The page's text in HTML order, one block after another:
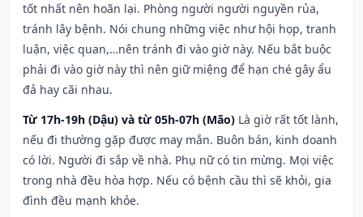
tốt nhất nên hoãn lại. Phòng người người nguyền rủa,
tránh lây bệnh. Nói chung những việc như hội họp, tranh
luận, việc quan,…nên tránh đi vào giờ này. Nếu bắt buộc
phải đi vào giờ này thì nên giữ miệng để hạn ché gây ẩu
đả hay cãi nhau.
Từ 17h-19h (Dậu) và từ 05h-07h (Mão) Là giờ rất tốt lành,
nếu đi thường gặp được may mắn. Buôn bán, kinh doanh
có lời. Người đi sắp về nhà. Phụ nữ có tin mừng. Mọi việc
trong nhà đều hòa hợp. Nếu có bệnh cầu thì sẽ khỏi, gia
đình đều mạnh khỏe.